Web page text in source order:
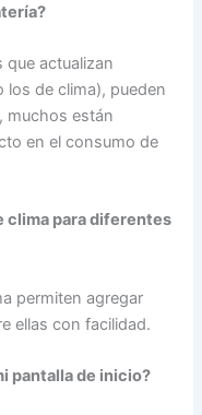
actualizan
de clima), pueden
muchos están
en el consumo de
clima para diferentes
permiten agregar
ellas con facilidad.
pantalla de inicio?